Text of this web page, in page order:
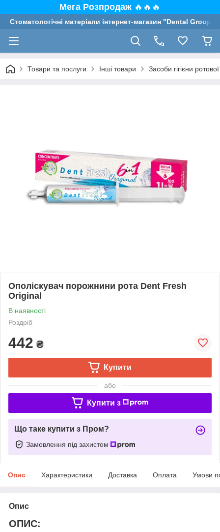
Мега Розпродаж 🔥🔥🔥
Стоматологічні матеріали інтернет-магазин "Dental Group"
Товари та послуги Інші товари Засоби гігієни
Ополіскувач порожнини рота Dent Fresh
Original
В наявності
Роздріб
442 ₴
Купити
або
Купити з
Що таке купити з Пром?
Замовлення під захистом
Опис Характеристики Доставка Оплата Умови
Опис
ОПИС: